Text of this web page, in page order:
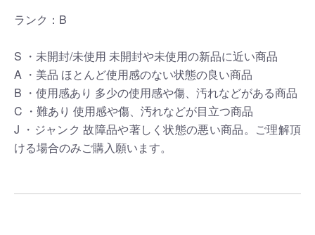
ランク：B
S ・未開封/未使用 未開封や未使用の新品に近い商品
A ・美品 ほとんど使用感のない状態の良い商品
B ・使用感あり 多少の使用感や傷、汚れなどがある商品
C ・難あり 使用感や傷、汚れなどが目立つ商品
J ・ジャンク 故障品や著しく状態の悪い商品。ご理解頂
ける場合のみご購入願います。